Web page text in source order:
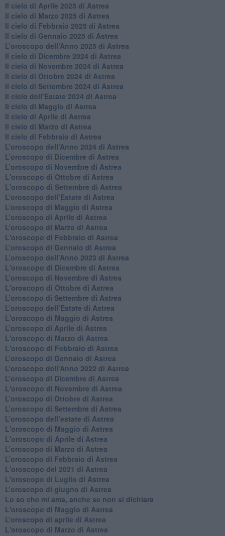
​Il cielo di Aprile 2025 di Astrea
Il cielo di Marzo 2025 di Astrea
​Il cielo di Febbraio 2025 di Astrea
Il cielo di Gennaio 2025 di Astrea
​L’oroscopo dell’Anno 2025 di Astrea
​Il cielo di Dicembre 2024 di Astrea
Il cielo di Novembre 2024 di Astrea
​Il cielo di Ottobre 2024 di Astrea
​Il cielo di Settembre 2024 di Astrea
Il cielo dell’Estate 2024 di Astrea
Il cielo di Maggio di Astrea
Il cielo di Aprile di Astrea
​Il cielo di Marzo di Astrea
​Il cielo di Febbraio di Astrea
​L’oroscopo dell’Anno 2024 di Astrea
​L’oroscopo di Dicembre di Astrea
​L’oroscopo di Novembre di Astrea
L'oroscopo di Ottobre di Astrea
L'oroscopo di Settembre di Astrea
L’oroscopo dell’Estate di Astrea
​L’oroscopo di Maggio di Astrea
​L’oroscopo di Aprile di Astrea
L’oroscopo di Marzo di Astrea
L'oroscopo di Febbraio di Astrea
​L’oroscopo di Gennaio di Astrea
​L’oroscopo dell’Anno 2023 di Astrea
L'oroscopo di Dicembre di Astrea
L’oroscopo di Novembre di Astrea
L'oroscopo di Ottobre di Astrea
​L’oroscopo di Settembre di Astrea
​L’oroscopo dell’Estate di Astrea
L'oroscopo di Maggio di Astrea
​L’oroscopo di Aprile di Astrea
L'oroscopo di Marzo di Astrea
L'oroscopo di Febbraio di Astrea
​L’oroscopo di Gennaio di Astrea
​L’oroscopo dell’Anno 2022 di Astrea
​L’oroscopo di Dicembre di Astrea
L'oroscopo di Novembre di Astrea
​L’oroscopo di Ottobre di Astrea
​L’oroscopo di Settembre di Astrea
L’oroscopo dell’estate di Astrea
L'oroscopo di Maggio di Astrea
L'oroscopo di Aprile di Astrea
​L’oroscopo di Marzo di Astrea
​L’oroscopo di Febbraio di Astrea
L'oroscopo del 2021 di Astrea
L'oroscopo di Luglio di Astrea
​L’oroscopo di giugno di Astrea
​Lo so che mi ama, anche se non si dichiara
L'oroscopo di Maggio di Astrea
​L’oroscopo di aprile di Astrea
L'oroscopo di Marzo di Astrea